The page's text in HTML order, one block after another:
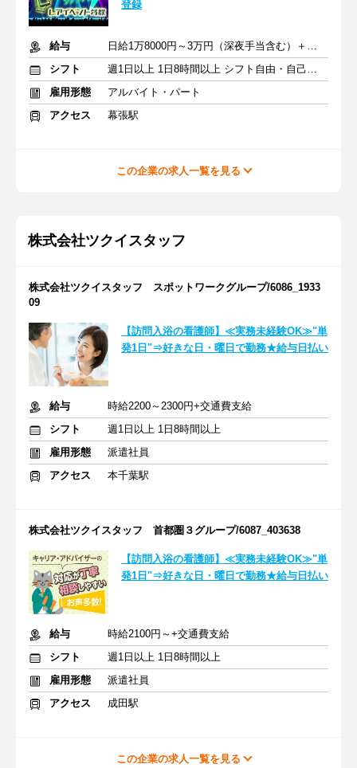
登録
給与
日給1万8000円～3万円（深夜手当含む）＋交通費
シフト
週1日以上 1日8時間以上 シフト自由・自己申告
雇用形態
アルバイト・パート
アクセス
幕張駅
この企業の求人一覧を見る
株式会社ツクイスタッフ
株式会社ツクイスタッフ スポットワークグループ/6086_1933
09
【訪問入浴の看護師】≪実務未経験OK≫"単
発1日"⇒好きな日・曜日で勤務★給与日払い
給与
時給2200～2300円+交通費支給
シフト
週1日以上 1日8時間以上
雇用形態
派遣社員
アクセス
本千葉駅
株式会社ツクイスタッフ 首都圏３グループ/6087_403638
【訪問入浴の看護師】≪実務未経験OK≫"単
発1日"⇒好きな日・曜日で勤務★給与日払い
給与
時給2100円～+交通費支給
シフト
週1日以上 1日8時間以上
雇用形態
派遣社員
アクセス
成田駅
この企業の求人一覧を見る